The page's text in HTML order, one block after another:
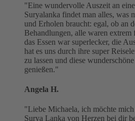
"Eine wundervolle Auszeit an
Suryalanka findet man alles, was
und Erholen braucht: egal, ob an
Behandlungen, alle waren
das Essen war superlecker, die
hat es uns durch ihre super
zu lassen und diese
genießen."
Angela H.
"Liebe Michaela, ich möchte
Surya Lanka von Herzen bei dir